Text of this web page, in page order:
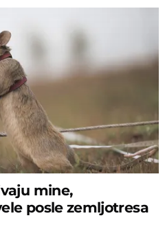
mine,
posle zemljotresa